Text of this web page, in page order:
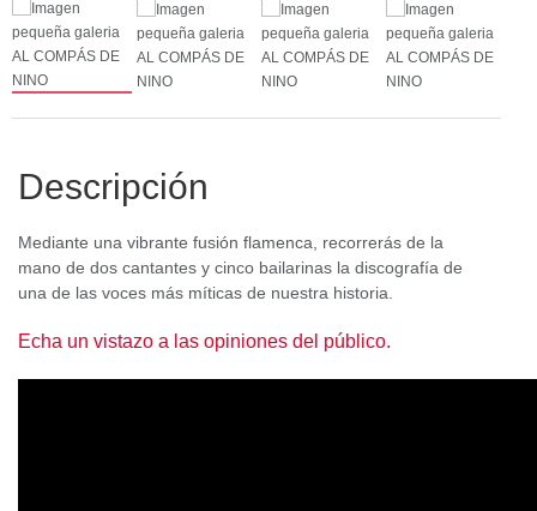
Descripción
Mediante una vibrante fusión flamenca, recorrerás de la
mano de dos cantantes y cinco bailarinas la discografía de
una de las voces más míticas de nuestra historia.
Echa un vistazo a las opiniones del público.